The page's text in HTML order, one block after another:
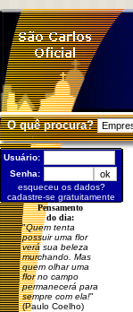
O quê procura?
Usuário:
Senha:
esqueceu os dados?
cadastre-se gratuitamente
Pensamento
do dia:
"Quem tenta
possuir uma flor
verá sua beleza
murchando. Mas
quem olhar uma
flor no campo
permanecerá para
sempre com ela!"
(Paulo Coelho)